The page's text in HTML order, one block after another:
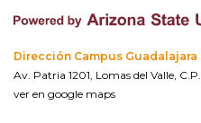
Dirección Campus Guadalajara
Av. Patria 1201, Lomas del Valle,
ver en google maps